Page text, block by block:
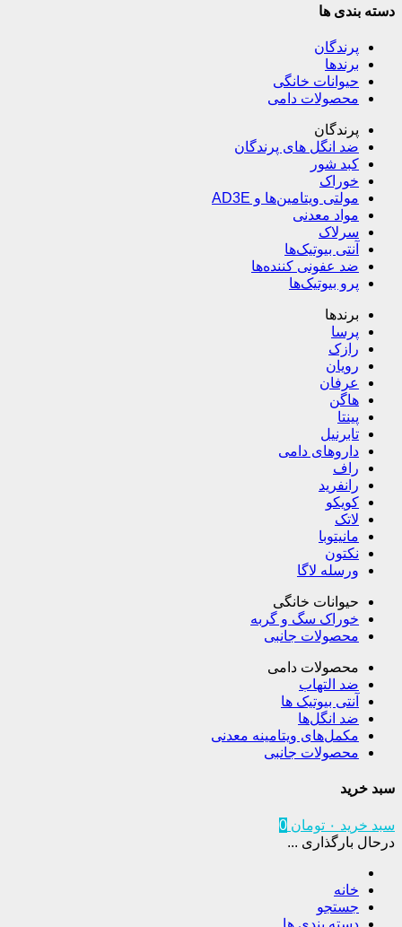
دسته بندی ها
پرندگان
برندها
حیوانات خانگی
محصولات دامی
پرندگان
ضد انگل های پرندگان
کبد شور
خوراک
مولتی ویتامین‌ها و AD3E
مواد معدنی
سرلاک
آنتی بیوتیک‌ها
ضد عفونی کننده‌ها
پرو بیوتیک‌ها
برندها
پرسا
رازک
رویان
عرفان
هاگن
پینتا
تابرنیل
داروهای دامی
راف
رانفرید
کویکو
لاتک
مانیتوبا
نکتون
ورسله لاگا
حیوانات خانگی
خوراک سگ و گربه
محصولات جانبی
محصولات دامی
ضد التهاب
آنتی بیوتیک ها
ضد انگل‌ها
مکمل‌های ویتامینه معدنی
محصولات جانبی
سبد خرید
سبد خرید ۰ تومان 0
درحال بارگذاری ...
خانه
جستجو
دسته بندی ها